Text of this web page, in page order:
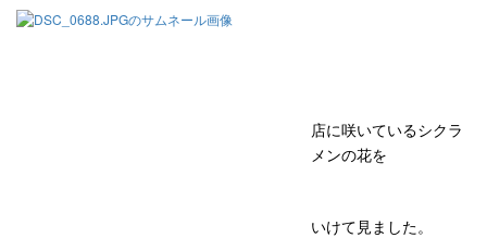
店に咲いているシクラ
メンの花を
いけて見ました。